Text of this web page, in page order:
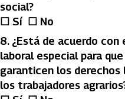
social?
☐ Sí ☐ No
8.⁠ ⁠¿Está de acuerdo
laboral especial para
garanticen los
los trabajadores